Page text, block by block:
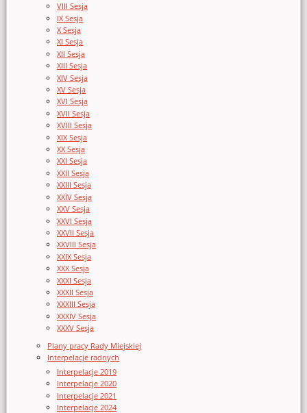
VIII Sesja
IX Sesja
X Sesja
XI Sesja
XII Sesja
XIII Sesja
XIV Sesja
XV Sesja
XVI Sesja
XVII Sesja
XVIII Sesja
XIX Sesja
XX Sesja
XXI Sesja
XXII Sesja
XXIII Sesja
XXIV Sesja
XXV Sesja
XXVI Sesja
XXVII Sesja
XXVIII Sesja
XXIX Sesja
XXX Sesja
XXXI Sesja
XXXII Sesja
XXXIII Sesja
XXXIV Sesja
XXXV Sesja
Plany pracy Rady Miejskiej
Interpelacje radnych
Interpelacje 2019
Interpelacje 2020
Interpelacje 2021
Interpelacje 2024